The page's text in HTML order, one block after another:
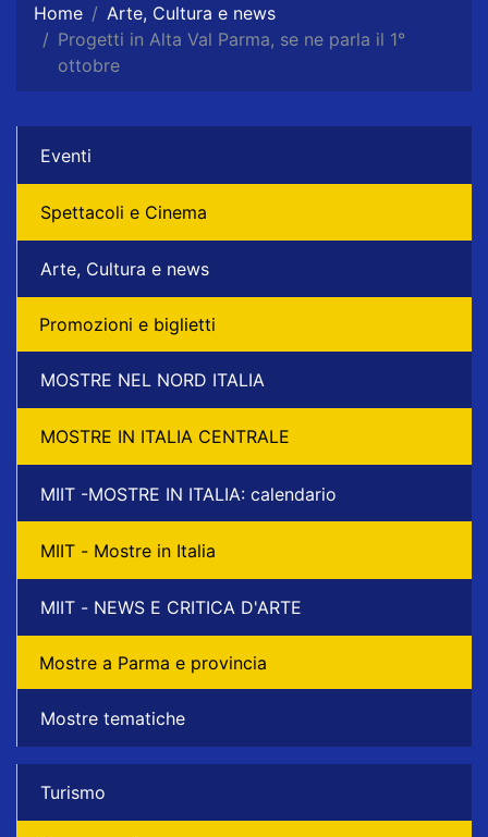
Home
Arte, Cultura e news
Progetti in Alta Val Parma, se ne parla il 1°
ottobre
Eventi
Spettacoli e Cinema
Arte, Cultura e news
Promozioni e biglietti
MOSTRE NEL NORD ITALIA
MOSTRE IN ITALIA CENTRALE
MIIT -MOSTRE IN ITALIA: calendario
MIIT - Mostre in Italia
MIIT - NEWS E CRITICA D'ARTE
Mostre a Parma e provincia
Mostre tematiche
Turismo